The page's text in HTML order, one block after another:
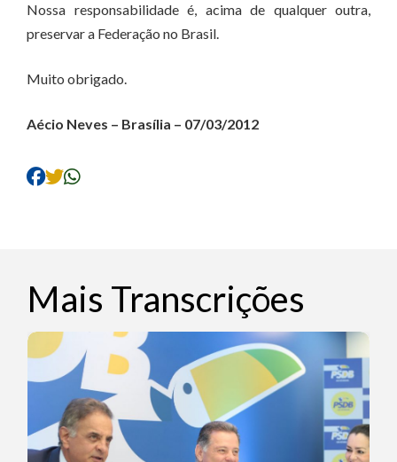
Nossa responsabilidade é, acima de qualquer outra,
preservar a Federação no Brasil.
Muito obrigado.
Aécio Neves – Brasília – 07/03/2012
Mais Transcrições